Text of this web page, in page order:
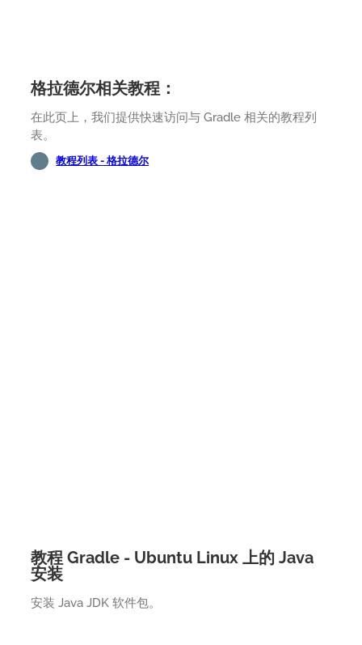
格拉德尔相关教程：
在此页上，我们提供快速访问与 Gradle 相关的教程列
表。
教程列表 - 格拉德尔
教程 Gradle - Ubuntu Linux 上的 Java
安装
安装 Java JDK 软件包。